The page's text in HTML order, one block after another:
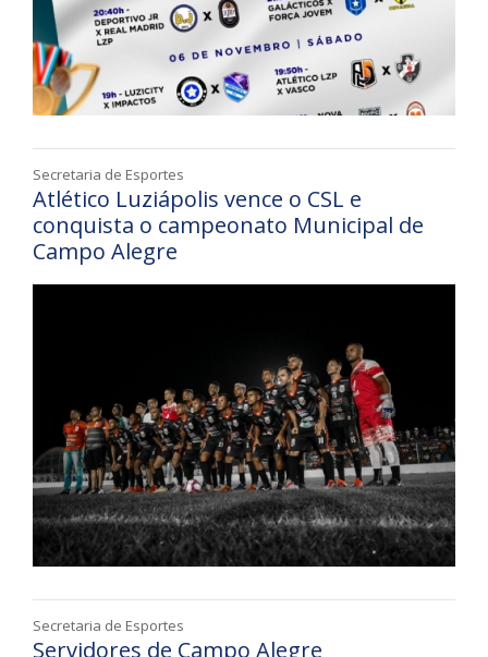
Secretaria de Esportes
Atlético Luziápolis vence o CSL e
conquista o campeonato Municipal de
Campo Alegre
Secretaria de Esportes
Servidores de Campo Alegre